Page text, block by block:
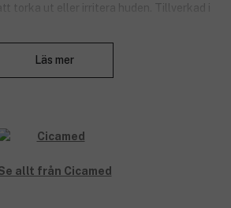
torka ut eller irritera huden. Tillverkad i
Läs mer
allt från Cicamed